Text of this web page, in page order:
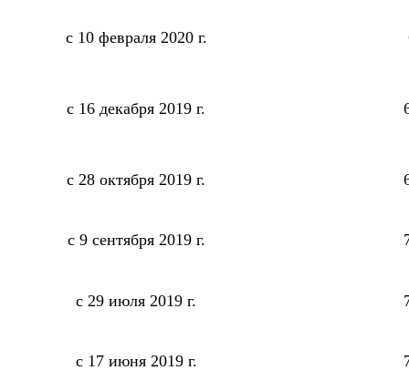
с 10 февраля 2020 г.
с 16 декабря 2019 г.
с 28 октября 2019 г.
с 9 сентября 2019 г.
с 29 июля 2019 г.
с 17 июня 2019 г.